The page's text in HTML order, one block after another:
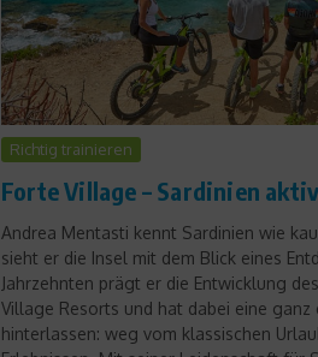
Richtig trainieren
Forte Village – Sardinien
Andrea Mentasti kennt Sardinien wie
sieht er die Insel mit dem Blick eines
Jahrzehnten prägt er die Entwicklung
Village Resorts und hat dabei eine ganz
hinterlassen: weg vom klassischen
Sports
Traumjobs in
11. März